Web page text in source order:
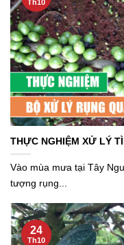
THỰC NGHIỆM XỬ LÝ
Vào mùa mưa tại Tây
tượng rụng...
Th10
24
Th10